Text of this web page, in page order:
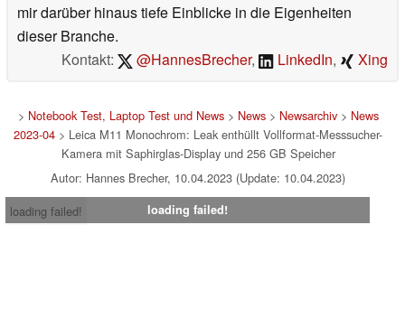
mir darüber hinaus tiefe Einblicke in die Eigenheiten
dieser Branche.
Kontakt:
@HannesBrecher, LinkedIn, Xing
> Notebook Test, Laptop Test und News> News> Newsarchiv> News
2023-04 > Leica M11 Monochrom: Leak enthüllt Vollformat-Messsucher-
Kamera mit Saphirglas-Display und 256 GB Speicher
Autor: Hannes Brecher, 10.04.2023 (Update: 10.04.2023)
loading failed!
loading failed!